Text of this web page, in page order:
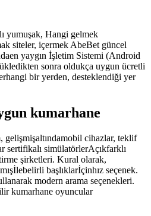
yumuşak, Hangi gelmek
siteler, içermek AbeBet güncel
yaygın İşletim Sistemi (Android
sonra oldukça uygun ücretli
bir yerden, desteklendiği yer
kumarhane
gelişmişaltındamobil cihazlar, teklif
sertifikalı simülatörlerAçıkfarklı
şirketleri. Kural olarak,
başlıklarİçinhız seçenek.
modern arama seçenekleri.
kumarhane oyuncular